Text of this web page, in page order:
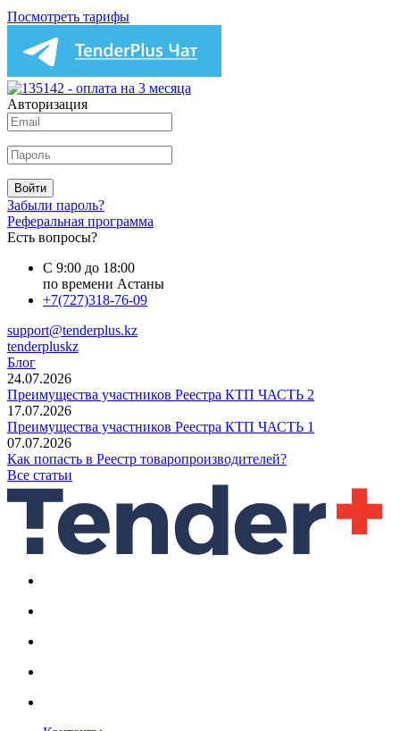
Посмотреть тарифы
Авторизация
Войти
Забыли пароль?
Реферальная программа
Есть вопросы?
С 9:00 до 18:00
по времени Астаны
+7(727)318-76-09
support@tenderplus.kz
tenderpluskz
Блог
24.07.2026
Преимущества участников Реестра КТП ЧАСТЬ 2
17.07.2026
Преимущества участников Реестра КТП ЧАСТЬ 1
07.07.2026
Как попасть в Реестр товаропроизводителей?
Все статьи